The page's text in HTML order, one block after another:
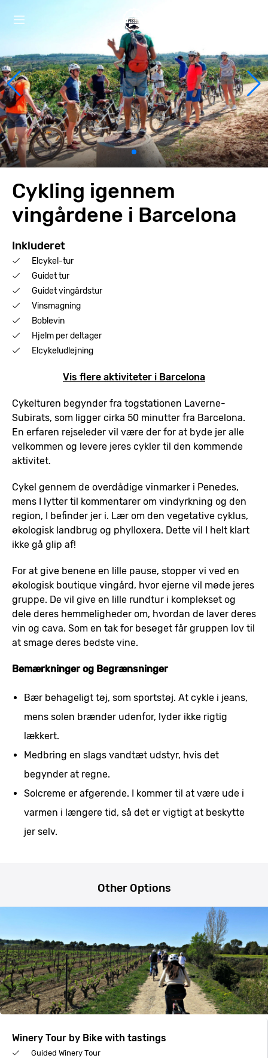
Cykling igennem
vingårdene i Barcelona
Inkluderet
Elcykel-tur
Guidet tur
Guidet vingårdstur
Vinsmagning
Boblevin
Hjelm per deltager
Elcykeludlejning
Vis flere aktiviteter i Barcelona
Cykelturen begynder fra togstationen Laverne-
Subirats, som ligger cirka 50 minutter fra Barcelona.
En erfaren rejseleder vil være der for at byde jer alle
velkommen og levere jeres cykler til den kommende
aktivitet.
Cykel gennem de overdådige vinmarker i Penedes,
mens I lytter til kommentarer om vindyrkning og den
region, I befinder jer i. Lær om den vegetative cyklus,
økologisk landbrug og phylloxera. Dette vil I helt klart
ikke gå glip af!
For at give benene en lille pause, stopper vi ved en
økologisk boutique vingård, hvor ejerne vil møde jeres
gruppe. De vil give en lille rundtur i komplekset og
dele deres hemmeligheder om, hvordan de laver deres
vin og cava. Som en tak for besøget får gruppen lov til
at smage deres bedste vine.
Bemærkninger og Begrænsninger
Bær behageligt tøj, som sportstøj. At cykle i jeans,
mens solen brænder udenfor, lyder ikke rigtig
lækkert.
Medbring en slags vandtæt udstyr, hvis det
begynder at regne.
Solcreme er afgørende. I kommer til at være ude i
varmen i længere tid, så det er vigtigt at beskytte
jer selv.
Other Options
Winery Tour by Bike with tastings
Guided Winery Tour